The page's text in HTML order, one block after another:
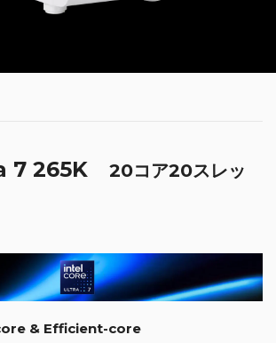
7 265K 20コア20スレッ
& Efficient-core